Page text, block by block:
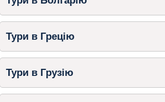
Тури в Грецію
Тури в Грузію